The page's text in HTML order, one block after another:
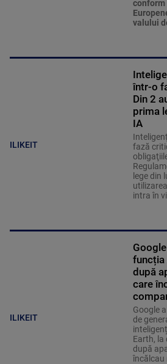
conform
valului
ILIKEIT
într-o
Din 2
prima
IA
fază
lege din
intra în
ILIKEIT
funcția
după
care
Google
de
Earth, la
după
încălcau